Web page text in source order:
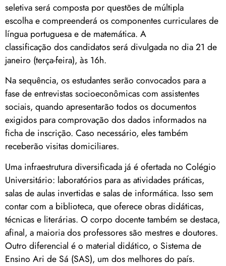
seletiva será composta por questões de múltipla
escolha e compreenderá os componentes curriculares de
língua portuguesa e de matemática. A
classificação dos candidatos será divulgada no dia 21 de
janeiro (terça-feira), às 16h.
Na sequência, os estudantes serão convocados para a
fase de entrevistas socioeconômicas com assistentes
sociais, quando apresentarão todos os documentos
exigidos para comprovação dos dados informados na
ficha de inscrição. Caso necessário, eles também
receberão visitas domiciliares.
Uma infraestrutura diversificada já é ofertada no Colégio
Universitário: laboratórios para as atividades práticas,
salas de aulas invertidas e salas de informática. Isso sem
contar com a biblioteca, que oferece obras didáticas,
técnicas e literárias. O corpo docente também se destaca,
afinal, a maioria dos professores são mestres e doutores.
Outro diferencial é o material didático, o Sistema de
Ensino Ari de Sá (SAS), um dos melhores do país.